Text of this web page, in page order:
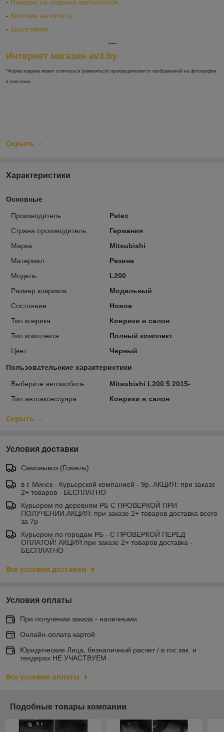
- Накидки на сиденья автомобиля;
- Колпаки на колеса;
- Брызговики.
---
Интернет магазин av3.by
*Форма коврика может отличаться (изменяться) производителем от изображенной на фотографии
в описании.
Скрыть
Характеристики
Основные
Производитель
Petex
Страна производитель
Германия
Марка
Mitsubishi
Материал
Резина
Модель
L200
Размер ковриков
Модельный
Состояние
Новое
Тип коврика
Коврики в салон
Тип комплекта
Полный комплект
Цвет
Черный
Пользовательские характеристики
Выберите автомобиль
Mitsubishi L200 5 2015-
Тип автоаксессуара
Коврики в салон
Скрыть
Условия доставки
Самовывоз (Гомель)
в г. Минск - Курьерской компанией - 9р. АКЦИЯ: при заказе
2+ товаров - БЕСПЛАТНО
Курьером по деревням РБ С ПРОВЕРКОЙ ПРИ
ПОЛУЧЕНИИ.АКЦИЯ: при заказе 2+ товаров доставка всего
за 7р
Курьером по городам РБ - С ПРОВЕРКОЙ ПЕРЕД
ОПЛАТОЙ! АКЦИЯ при заказе 2+ товаров доставка -
БЕСПЛАТНО
Все условия доставки
Условия оплаты
При получении заказа - наличными.
Онлайн-оплата картой
Юридические Лица, безналичный расчет / в гос.зак. и
тендерах НЕ УЧАСТВУЕМ
Все условия оплаты
Подобные товары компании